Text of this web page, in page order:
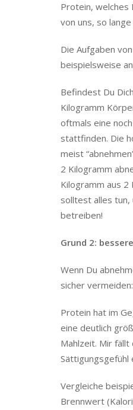
Protein, welches
von uns, so
Die Aufgaben
beispielsweise
Befindest Du
Kilogramm
oftmals eine
stattfinden. Die
meist
2 Kilogramm
Kilogramm aus
solltest alles
betreiben!
Grund 2:
Wenn Du
sicher
Protein hat im
eine deutlich
Mahlzeit. Mir
Sättigungsgefühl
Vergleiche
Brennwert